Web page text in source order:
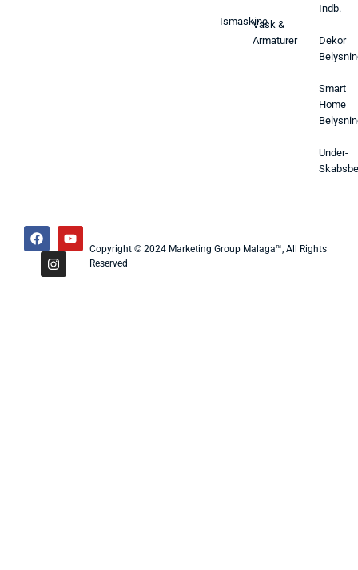
IsmaskineVask &
Armaturer
Indb.
Dekor
Smart
Home
Under-
Copyright © 2024 Marketing Group Malaga™, All Rights
Reserved